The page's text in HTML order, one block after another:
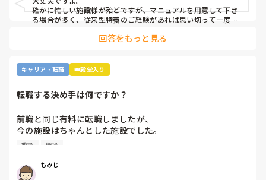
確かに忙しい施設様が殆どですが、マニュアルを用意して下さ
る場合が多く、従来型特養のご経験があれば思い切って一度働
施設様のレビューが書かれているので、参考になさると良いか
回答をもっと見る
キャリア・転職 👑殿堂入り
転職する決め手は何ですか？
前職と同じ有料に転職しましたが、
今の施設はちゃんとした施設でした。
いつもご機嫌を伺うみたいなとこが
あり、機嫌が悪いと理不尽に叱られる
施設 職場
もみじ